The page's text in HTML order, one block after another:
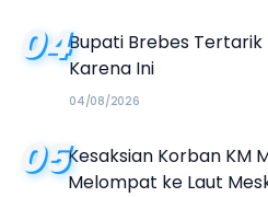
04Bupati Brebes
Karena Ini
04/08/2026
05Kesaksian Korban KM
Melompat ke Laut